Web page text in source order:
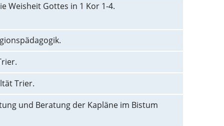
Weisheit Gottes in 1 Kor 1-4.
Trier.
und Beratung der Kapläne im Bistum